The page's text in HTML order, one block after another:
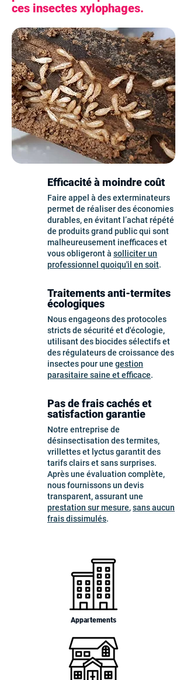
ces insectes xylophages.
Efficacité à moindre coût
Faire appel à des exterminateurs
permet de réaliser des économies
durables, en évitant l’achat répété
de produits grand public qui sont
malheureusement inefficaces et
vous obligeront à solliciter un
professionnel quoiqu'il en soit.
Traitements anti-termites
écologiques
Nous engageons des protocoles
stricts de sécurité et d'écologie,
utilisant des biocides sélectifs et
des régulateurs de croissance des
insectes pour une gestion
parasitaire saine et efficace.
Pas de frais cachés et
satisfaction garantie
Notre entreprise de
désinsectisation des termites,
vrillettes et lyctus garantit des
tarifs clairs et sans surprises.
Après une évaluation complète,
nous fournissons un devis
transparent, assurant une
prestation sur mesure,sans aucun
frais dissimulés.
Appartements